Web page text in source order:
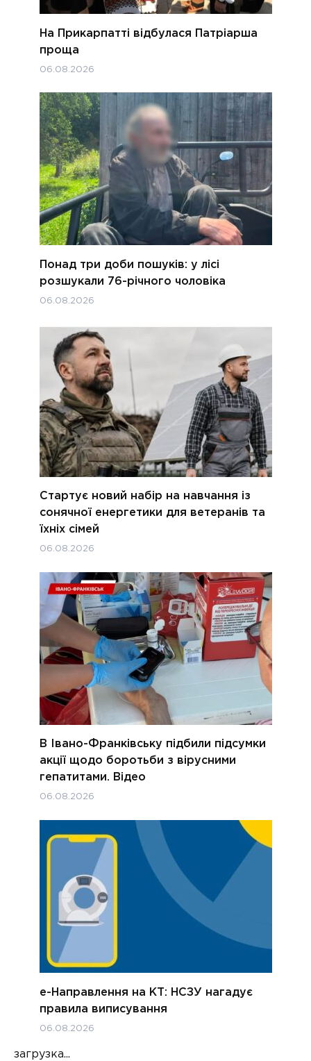
На Прикарпатті відбулася Патріарша
проща
06.08.2026
Понад три доби пошуків: у лісі
розшукали 76-річного чоловіка
06.08.2026
Стартує новий набір на навчання із
сонячної енергетики для ветеранів та
їхніх сімей
06.08.2026
В Івано-Франківську підбили підсумки
акції щодо боротьби з вірусними
гепатитами. Відео
06.08.2026
е-Направлення на КТ: НСЗУ нагадує
правила виписування
06.08.2026
загрузка...